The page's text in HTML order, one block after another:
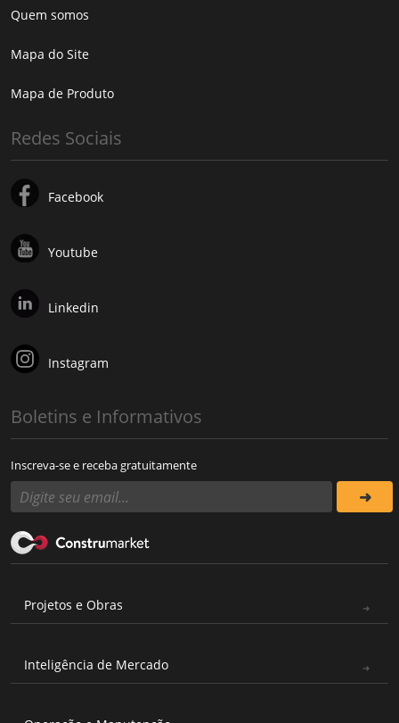
Quem somos
Mapa do Site
Mapa de Produto
Redes Sociais
Facebook
Youtube
Linkedin
Instagram
Boletins e Informativos
Inscreva-se e receba gratuitamente
Projetos e Obras
Inteligência de Mercado